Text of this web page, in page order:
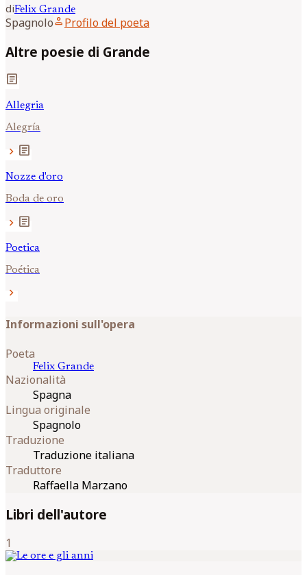
diFelix Grande
Spagnoloperson Profilo del poeta
Altre poesie di Grande
article
Allegria
Alegría
chevron_right article
Nozze d'oro
Boda de oro
chevron_right article
Poetica
Poética
chevron_right
Informazioni sull'opera
Poeta
Felix Grande
Nazionalità
Spagna
Lingua originale
Spagnolo
Traduzione
Traduzione italiana
Traduttore
Raffaella Marzano
Libri dell'autore
1